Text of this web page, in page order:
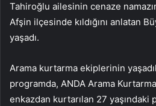
Tahiroğlu ailesinin cenaze
Afşin ilçesinde kıldığını anlatan
yaşadı.
Arama kurtarma ekiplerinin
programda, ANDA Arama
enkazdan kurtarılan 27 yaşındaki